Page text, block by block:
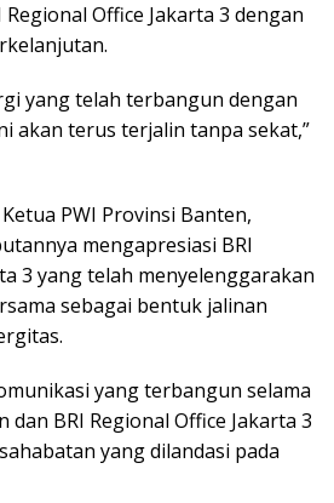
Office Jakarta 3 dengan
yang telah terbangun dengan
akan terus terjalin tanpa sekat,”
PWI Provinsi Banten,
mengapresiasi BRI
3 yang telah menyelenggarakan
sebagai bentuk jalinan
yang terbangun selama
dan BRI Regional Office Jakarta 3
yang dilandasi pada